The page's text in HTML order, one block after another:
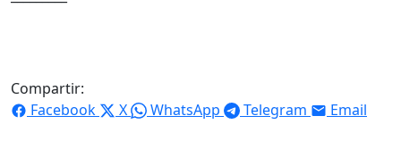
Compartir:
Facebook
X WhatsApp Telegram Email